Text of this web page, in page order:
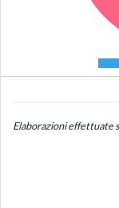
Elaborazioni effettuate